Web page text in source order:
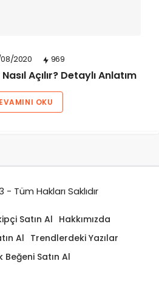
08/2020 969
Açılır? Detaylı Anlatım
OKU
Tüm Hakları Saklıdır
Satın Al Hakkımızda
Al Trendlerdeki Yazılar
Beğeni Satın Al